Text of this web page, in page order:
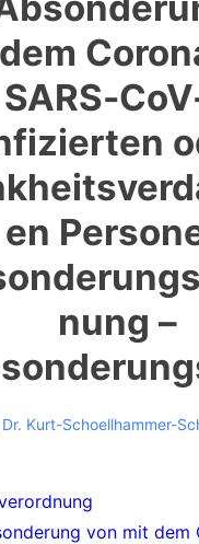
SARS-
en
nung –
Kurt-Schoellhammer-
von mit dem